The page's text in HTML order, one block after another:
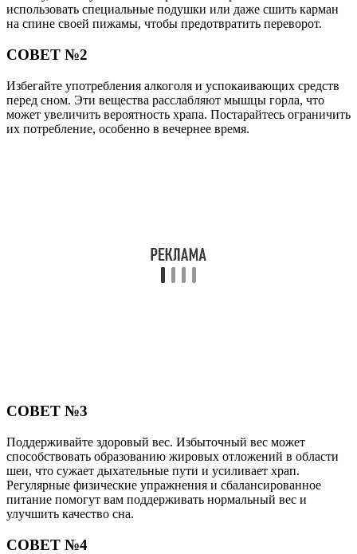
использовать специальные подушки или даже сшить карман
на спине своей пижамы, чтобы предотвратить переворот.
СОВЕТ №2
Избегайте употребления алкоголя и успокаивающих средств
перед сном. Эти вещества расслабляют мышцы горла, что
может увеличить вероятность храпа. Постарайтесь ограничить
их потребление, особенно в вечернее время.
СОВЕТ №3
Поддерживайте здоровый вес. Избыточный вес может
способствовать образованию жировых отложений в области
шеи, что сужает дыхательные пути и усиливает храп.
Регулярные физические упражнения и сбалансированное
питание помогут вам поддерживать нормальный вес и
улучшить качество сна.
СОВЕТ №4